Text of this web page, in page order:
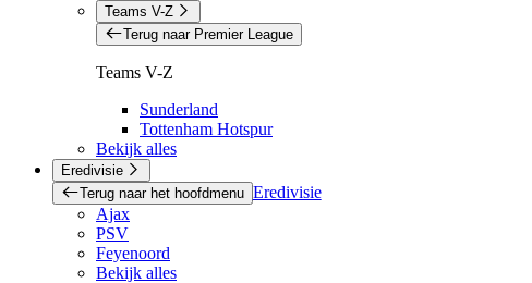
Teams V-Z
Terug naar Premier League
Teams V-Z
Sunderland
Tottenham Hotspur
Bekijk alles
Eredivisie
Terug naar het hoofdmenu Eredivisie
Ajax
PSV
Feyenoord
Bekijk alles